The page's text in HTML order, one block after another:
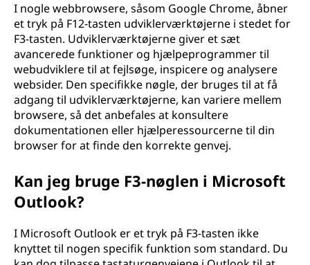
I nogle webbrowsere, såsom Google Chrome, åbner
et tryk på F12-tasten udviklerværktøjerne i stedet for
F3-tasten. Udviklerværktøjerne giver et sæt
avancerede funktioner og hjælpeprogrammer til
webudviklere til at fejlsøge, inspicere og analysere
websider. Den specifikke nøgle, der bruges til at få
adgang til udviklerværktøjerne, kan variere mellem
browsere, så det anbefales at konsultere
dokumentationen eller hjælperessourcerne til din
browser for at finde den korrekte genvej.
Kan jeg bruge F3-nøglen i Microsoft
Outlook?
I Microsoft Outlook er et tryk på F3-tasten ikke
knyttet til nogen specifik funktion som standard. Du